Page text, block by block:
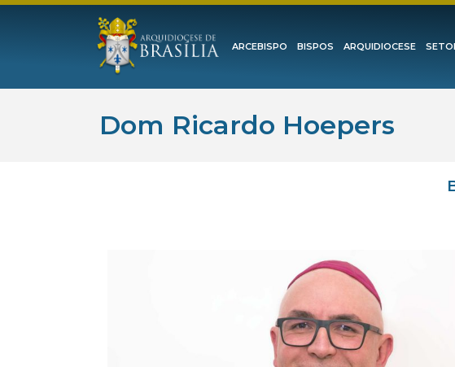
ARCEBISPO BISPOS ARQUIDIOCESE
Dom Ricardo Hoepers